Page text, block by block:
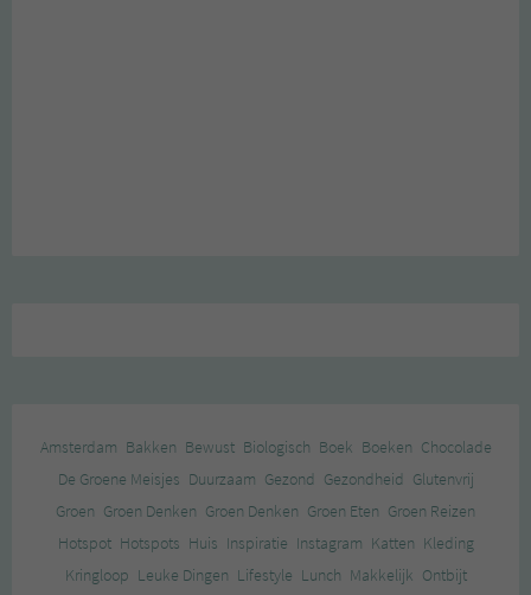
Amsterdam Bakken Bewust Biologisch Boek Boeken Chocolade
De Groene Meisjes Duurzaam Gezond Gezondheid Glutenvrij
Groen Groen Denken Groen Denken Groen Eten Groen Reizen
Hotspot Hotspots Huis Inspiratie Instagram Katten Kleding
Kringloop Leuke Dingen Lifestyle Lunch Makkelijk Ontbijt